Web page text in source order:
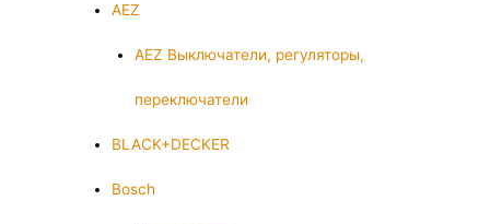
AEZ
AEZ Выключатели, регуляторы,
переключатели
BLACK+DECKER
Bosch